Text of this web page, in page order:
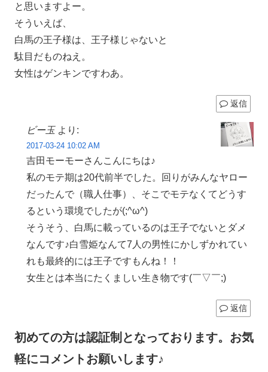
と思いますよー。
そういえば、
白馬の王子様は、王子様じゃないと
駄目だものねえ。
女性はゲンキンですわあ。
返信
ビー玉 より:
2017-03-24 10:02 AM
吉田モーモーさんこんにちは♪
私のモテ期は20代前半でした。回りがみんなヤロー
だったんで（職人仕事）、そこでモテなくてどうす
るという環境でしたが(;^ω^)
そうそう、白馬に載っているのは王子でないとダメ
なんです♪白雪姫なんて7人の男性にかしずかれてい
れも最終的には王子ですもんね！！
女生とは本当にたくましい生き物です(￣▽￣;)
返信
初めての方は認証制となっております。お気
軽にコメントお願いします♪